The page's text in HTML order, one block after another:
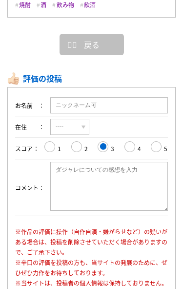
焼酎
酒 飲み物 飲酒
戻る
評価の投稿
お名前
在住
スコア 1 2 3 4 5
コメント
※作品の評価に操作（自作自演・嫌がらせなど）の疑いが
ある場合は、投稿を削除させていただく場合がありますの
で、ご了承下さい。
※辛口の評価を投稿の方も、当サイトの発展のために、ぜ
ひぜひ力作をお待ちしております。
※当サイトは、投稿者の個人情報は保持しておりません。